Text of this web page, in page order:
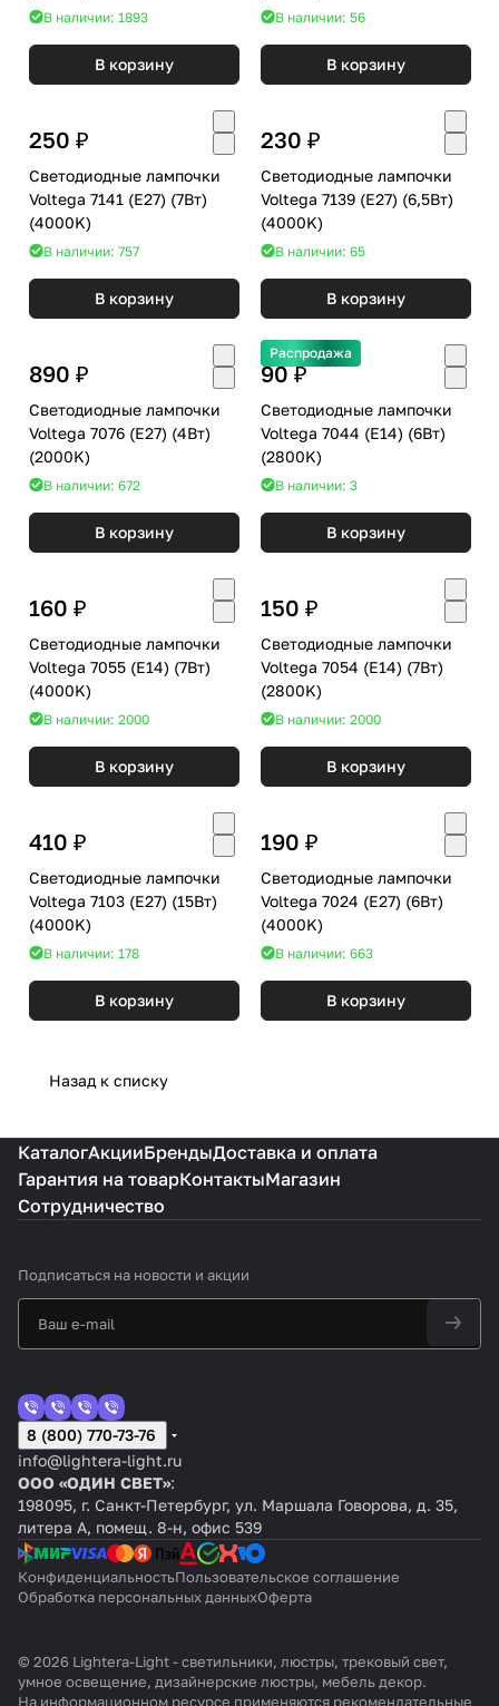
В наличии: 1893
В корзину
В наличии: 56
В корзину
250 ₽
Светодиодные лампочки
Voltega 7141 (E27) (7Вт)
(4000K)
В наличии: 757
В корзину
230 ₽
Светодиодные лампочки
Voltega 7139 (E27) (6,5Вт)
(4000K)
В наличии: 65
В корзину
890 ₽
Светодиодные лампочки
Voltega 7076 (E27) (4Вт)
(2000K)
В наличии: 672
В корзину
Распродажа
90 ₽
Светодиодные лампочки
Voltega 7044 (E14) (6Вт)
(2800K)
В наличии: 3
В корзину
160 ₽
Светодиодные лампочки
Voltega 7055 (E14) (7Вт)
(4000K)
В наличии: 2000
В корзину
150 ₽
Светодиодные лампочки
Voltega 7054 (E14) (7Вт)
(2800K)
В наличии: 2000
В корзину
410 ₽
Светодиодные лампочки
Voltega 7103 (E27) (15Вт)
(4000K)
В наличии: 178
В корзину
190 ₽
Светодиодные лампочки
Voltega 7024 (E27) (6Вт)
(4000K)
В наличии: 663
В корзину
Назад к списку
КаталогАкцииБрендыДоставка и оплата
Гарантия на товарКонтактыМагазин
Сотрудничество
Подписаться на новости и акции
8 (800) 770-73-76
info@lightera-light.ru
ООО «ОДИН СВЕТ»:
198095, г. Санкт-Петербург, ул. Маршала Говорова, д. 35,
литера А, помещ. 8-н, офис 539
КонфиденциальностьПользовательское соглашение
Обработка персональных данныхОферта
© 2026 Lightera-Light - светильники, люстры, трековый свет,
умное освещение, дизайнерские люстры, мебель декор.
На информационном ресурсе применяются рекомендательные